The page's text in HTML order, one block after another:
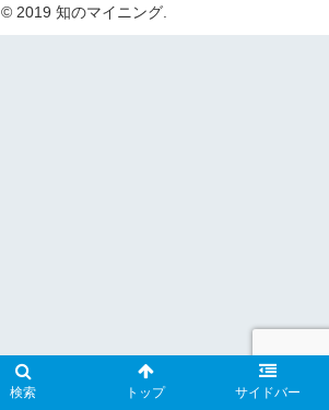
© 2019 知のマイニング.
検索 トップ サイドバー